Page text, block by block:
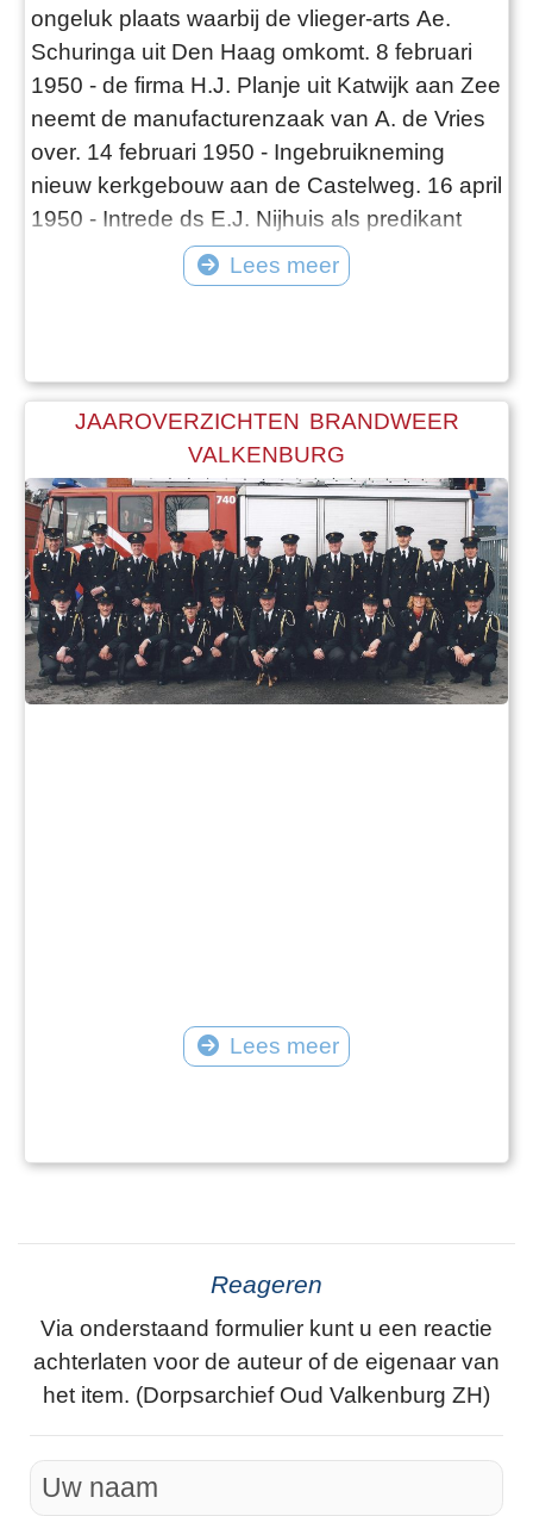
ongeluk plaats waarbij de vlieger-arts Ae.
Schuringa uit Den Haag omkomt. 8 februari
1950 - de firma H.J. Planje uit Katwijk aan Zee
neemt de manufacturenzaak van A. de Vries
over. 14 februari 1950 - Ingebruikneming
nieuw kerkgebouw aan de Castelweg. 16 april
1950 - Intrede ds E.J. Nijhuis als predikant
van de Gereformeerde Kerk. mei 1950 - 1e
steenlegging 27 woningen aan de Marinus
worden onder leiding van Prof. va
Lees meer
JAAROVERZICHTEN BRANDWEER
VALKENBURG
Lees meer
Reageren
Via onderstaand formulier kunt u een reactie
achterlaten voor de auteur of de eigenaar van
het item. (Dorpsarchief Oud Valkenburg ZH)